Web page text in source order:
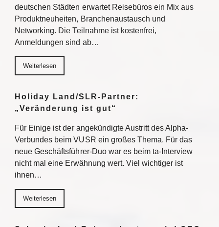
deutschen Städten erwartet Reisebüros ein Mix aus
Produktneuheiten, Branchenaustausch und
Networking. Die Teilnahme ist kostenfrei,
Anmeldungen sind ab…
Weiterlesen
Holiday Land/SLR-Partner:
„Veränderung ist gut“
Für Einige ist der angekündigte Austritt des Alpha-
Verbundes beim VUSR ein großes Thema. Für das
neue Geschäftsführer-Duo war es beim ta-Interview
nicht mal eine Erwähnung wert. Viel wichtiger ist
ihnen…
Weiterlesen